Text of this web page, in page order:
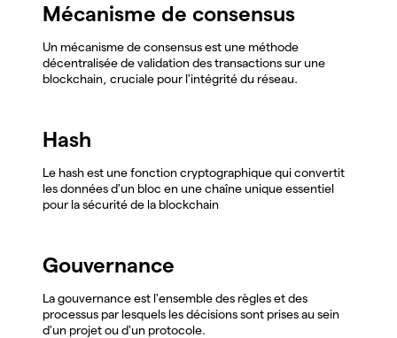
Mécanisme de consensus
Un mécanisme de consensus est une méthode
décentralisée de validation des transactions sur une
blockchain, cruciale pour l'intégrité du réseau.
Hash
Le hash est une fonction cryptographique qui convertit
les données d'un bloc en une chaîne unique essentiel
pour la sécurité de la blockchain
Gouvernance
La gouvernance est l'ensemble des règles et des
processus par lesquels les décisions sont prises au sein
d'un projet ou d'un protocole.